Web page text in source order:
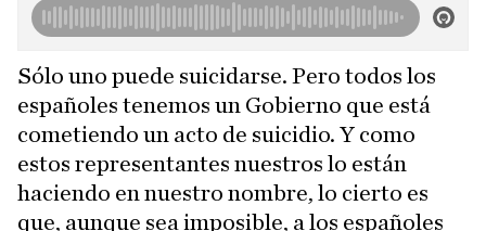
Sólo uno puede suicidarse. Pero todos los
españoles tenemos un Gobierno que está
cometiendo un acto de suicidio. Y como
estos representantes nuestros lo están
haciendo en nuestro nombre, lo cierto es
que, aunque sea imposible, a los españoles